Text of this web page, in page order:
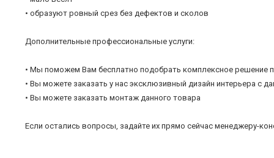
• образуют ровный срез без дефектов и сколов
Дополнительные профессиональные услуги:
• Мы поможем Вам бесплатно подобрать комплексное решение
• Вы можете заказать у нас эксклюзивный дизайн интерьера с
• Вы можете заказать монтаж данного товара
Если остались вопросы, задайте их прямо сейчас менеджеру-